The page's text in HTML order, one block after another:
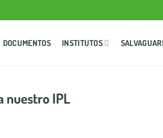
DOCUMENTOS INSTITUTOS
nuestro IPL